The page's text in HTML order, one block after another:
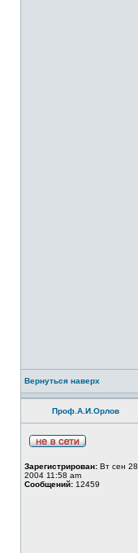
Вернуться наверх
Проф.А.И.Орлов
Зарегистрирован: Вт сен 28,
2004 11:58 am
Сообщений: 12459